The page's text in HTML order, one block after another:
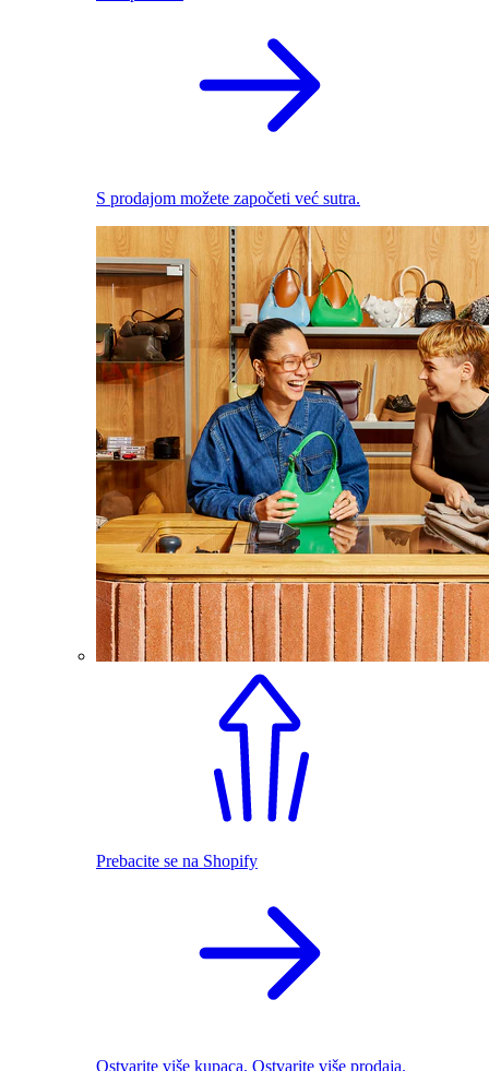
S prodajom možete započeti već sutra.
Prebacite se na Shopify
Ostvarite više kupaca. Ostvarite više prodaja.